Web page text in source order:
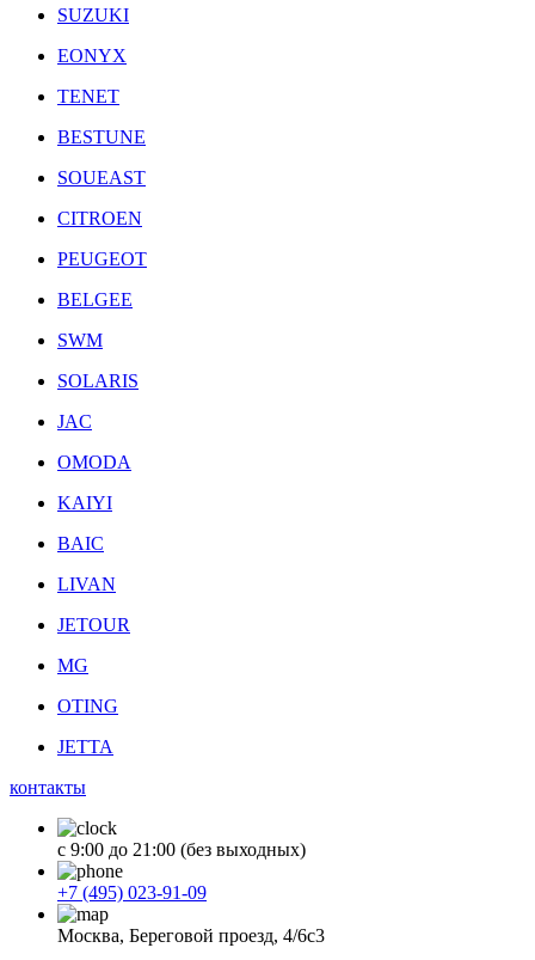
SUZUKI
EONYX
TENET
BESTUNE
SOUEAST
CITROEN
PEUGEOT
BELGEE
SWM
SOLARIS
JAC
OMODA
KAIYI
BAIC
LIVAN
JETOUR
MG
OTING
JETTA
контакты
с 9:00 до 21:00 (без выходных)
+7 (495) 023-91-09
Москва, Береговой проезд, 4/6с3